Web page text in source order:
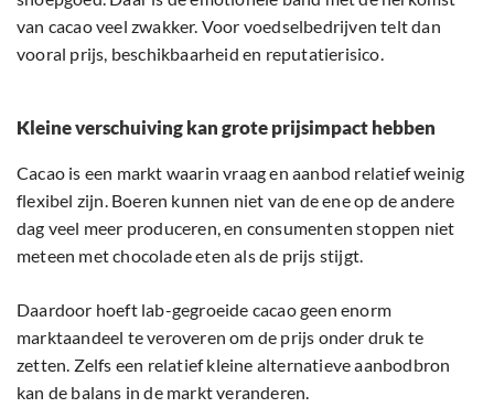
van cacao veel zwakker. Voor voedselbedrijven telt dan
vooral prijs, beschikbaarheid en reputatierisico.
Kleine verschuiving kan grote prijsimpact hebben
Cacao is een markt waarin vraag en aanbod relatief weinig
flexibel zijn. Boeren kunnen niet van de ene op de andere
dag veel meer produceren, en consumenten stoppen niet
meteen met chocolade eten als de prijs stijgt.
Daardoor hoeft lab-gegroeide cacao geen enorm
marktaandeel te veroveren om de prijs onder druk te
zetten. Zelfs een relatief kleine alternatieve aanbodbron
kan de balans in de markt veranderen.